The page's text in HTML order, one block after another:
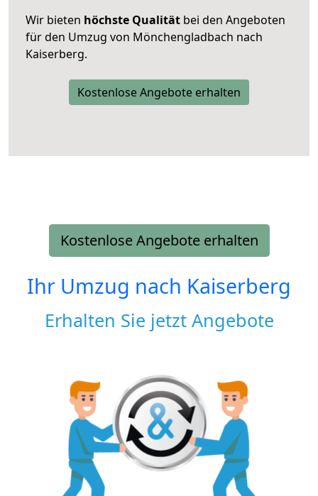
Wir bieten höchste Qualität bei den Angeboten
für den Umzug von Mönchengladbach nach
Kaiserberg.
Kostenlose Angebote erhalten
Kostenlose Angebote erhalten
Ihr Umzug nach Kaiserberg
Erhalten Sie jetzt Angebote